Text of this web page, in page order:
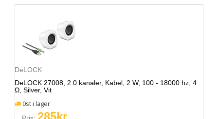
DeLOCK
DeLOCK 27008, 2.0 kanaler, Kabel, 2 W, 100 - 18000 hz, 4
Ω, Silver, Vit
0st i lager
285kr